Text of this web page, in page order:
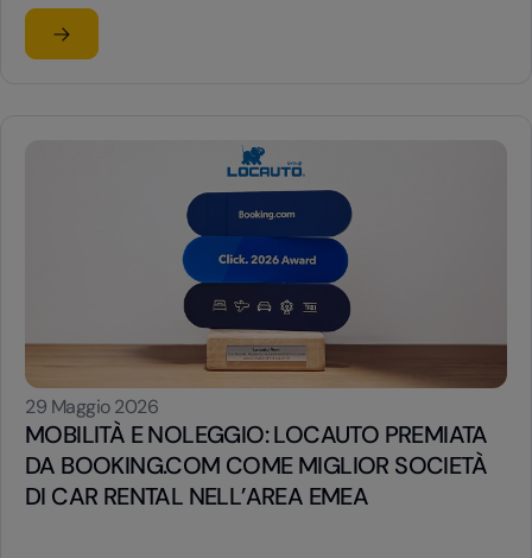
Leggi l'articolo
su MOBILITÀ E NOLEGGIO: DA OGGI DISPONIBILE
29 Maggio 2026
MOBILITÀ E NOLEGGIO: LOCAUTO PREMIATA
DA BOOKING.COM COME MIGLIOR SOCIETÀ
DI CAR RENTAL NELL’AREA EMEA